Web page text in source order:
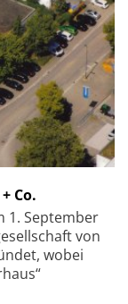
Co.
1. September
von
wobei